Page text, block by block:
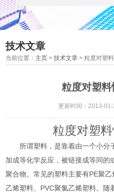
技术文章
当前位置： 主页 >技术文章 > 粒度对塑
粒度对塑
更新时间：2013-
粒度对塑
所谓塑料，是靠着由一个小分
加成等化学反应，被链接成等同的
聚合物。常见的塑料主要有PE聚
乙烯塑料、PVC聚氯乙烯塑料。 随